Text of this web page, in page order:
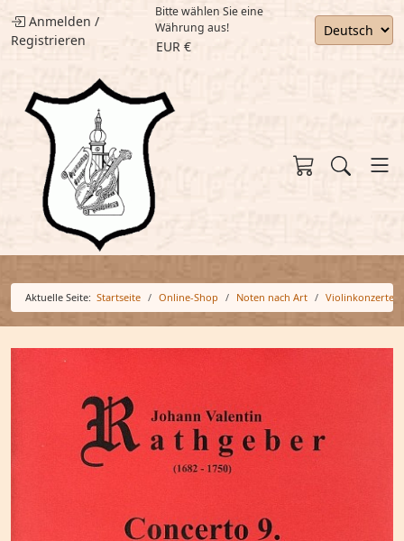
Anmelden /
Registrieren
Bitte wählen Sie eine
Währung aus!
EUR €
Aktuelle Seite: Startseite Online-Shop Noten nach Art Violinkonzerte